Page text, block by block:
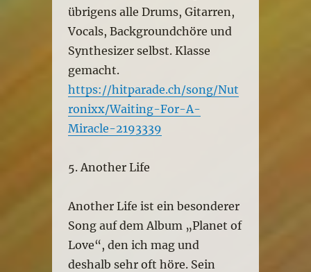
übrigens alle Drums, Gitarren,
Vocals, Backgroundchöre und
Synthesizer selbst. Klasse
gemacht.
https://hitparade.ch/song/Nut
ronixx/Waiting-For-A-
Miracle-2193339
5. Another Life
Another Life ist ein besonderer
Song auf dem Album „Planet of
Love“, den ich mag und
deshalb sehr oft höre. Sein